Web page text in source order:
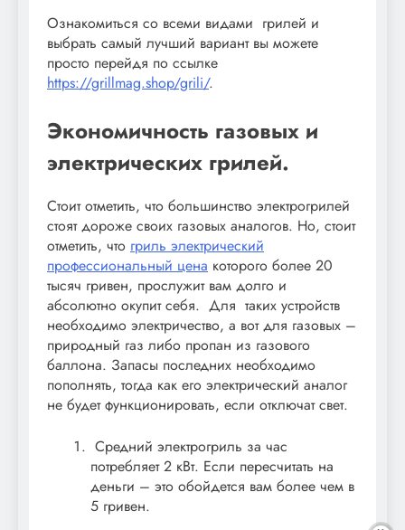
Ознакомиться со всеми видами грилей и
выбрать самый лучший вариант вы можете
просто перейдя по ссылке
https://grillmag.shop/grili/.
Экономичность газовых и
электрических грилей.
Стоит отметить, что большинство электрогрилей
стоят дороже своих газовых аналогов. Но, стоит
отметить, что гриль электрический
профессиональный цена которого более 20
тысяч гривен, прослужит вам долго и
абсолютно окупит себя. Для таких устройств
необходимо электричество, а вот для газовых –
природный газ либо пропан из газового
баллона. Запасы последних необходимо
пополнять, тогда как его электрический аналог
не будет функционировать, если отключат свет.
Средний электрогриль за час
потребляет 2 кВт. Если пересчитать на
деньги – это обойдется вам более чем в
5 гривен.